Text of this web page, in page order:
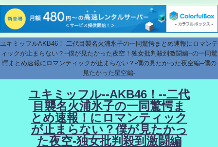
ユキミッフルAKB46！-二代目襲名火浦氷子の一同驚愕まとめ速報にロマンテ
ィックが止まらない？--僕が見たかった夜空！独女批判殺到激闘編--の一同驚
愕まとめ速報にロマンティックが止まらない？-僕の見たかった夜空編--僕の
見たかった星空編-
ユキミッフル--AKB46！--二代
目襲名火浦氷子の一同驚愕ま
とめ速報！にロマンティック
が止まらない？僕が見たかっ
た夜空-独女批判殺到激闘編